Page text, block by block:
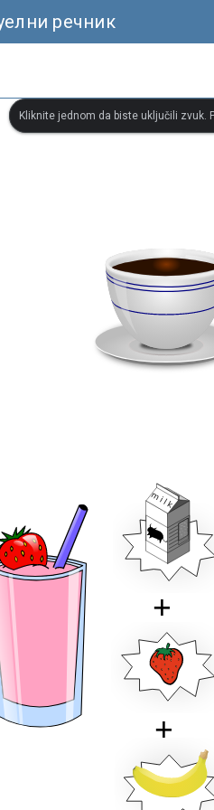
речник
Kliknite jednom da biste uključili zvuk.